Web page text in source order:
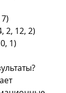
2, 12, 2)
1)